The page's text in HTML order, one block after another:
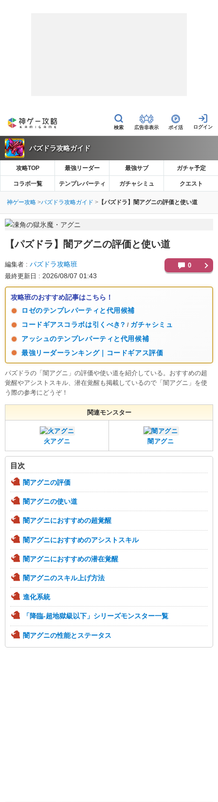
広告非表示 ポイ活
パズドラ攻略ガイド
攻略TOP 最強リーダー 最強サブ ガチャ予定
コラボ一覧 テンプレパーティ ガチャシミュ クエスト
神ゲー攻略 パズドラ攻略ガイド 【パズドラ】闇アグニの評価と使い道
【パズドラ】 闇アグニの評価と使い道
編集者 パズドラ攻略班
最終更新日 2026/08/07 01:43
0
攻略班のおすすめ記事はこちら！
ロゼのテンプレパーティと代用候補
コードギアスコラボは引くべき? / ガチャシミュ
アッシュのテンプレパーティと代用候補
最強リーダーランキング｜コードギアス評価
パズドラの「闇アグニ」の評価や使い道を紹介している。おすすめの超
覚醒やアシストスキル、潜在覚醒も掲載しているので「闇アグニ」を使
う際の参考にどうぞ！
関連モンスター
火アグニ 闇アグニ
目次
闇アグニの評価
闇アグニの使い道
闇アグニにおすすめの超覚醒
闇アグニにおすすめのアシストスキル
闇アグニにおすすめの潜在覚醒
闇アグニのスキル上げ方法
進化系統
「降臨-超地獄級以下」シリーズモンスター一覧
闇アグニの性能とステータス